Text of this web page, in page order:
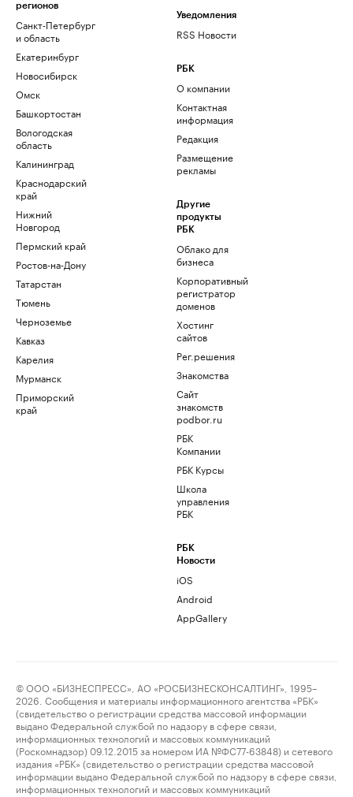
регионов
Санкт-Петербург
и область
Екатеринбург
Новосибирск
Омск
Башкортостан
Вологодская
область
Калининград
Краснодарский
край
Нижний
Новгород
Пермский край
Ростов-на-Дону
Татарстан
Тюмень
Черноземье
Кавказ
Карелия
Мурманск
Приморский
край
Уведомления
RSS Новости
РБК
О компании
Контактная
информация
Редакция
Размещение
рекламы
Другие
продукты
РБК
Облако для
бизнеса
Корпоративный
регистратор
доменов
Хостинг
сайтов
Рег.решения
Знакомства
Сайт
знакомств
podbor.ru
РБК
Компании
РБК Курсы
Школа
управления
РБК
РБК
Новости
iOS
Android
AppGallery
© ООО «БИЗНЕСПРЕСС», АО «РОСБИЗНЕСКОНСАЛТИНГ», 1995–
2026. Сообщения и материалы информационного агентства «РБК»
(свидетельство о регистрации средства массовой информации
выдано Федеральной службой по надзору в сфере связи,
информационных технологий и массовых коммуникаций
(Роскомнадзор) 09.12.2015 за номером ИА №ФС77-63848) и сетевого
издания «РБК» (свидетельство о регистрации средства массовой
информации выдано Федеральной службой по надзору в сфере связи,
информационных технологий и массовых коммуникаций